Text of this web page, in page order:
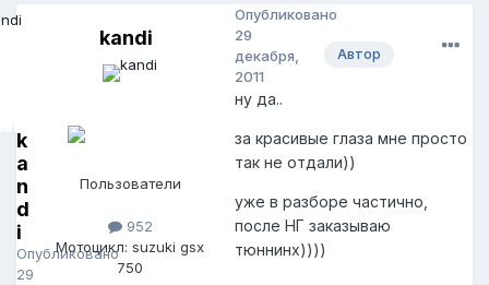
k
a
n
d
i
Опубликовано
29
kandi
Пользователи
952
Мотоцикл: suzuki gsx
750
Автор
Опубликовано
29
декабря,
2011
ну да..
за красивые глаза мне просто
так не отдали))
уже в разборе частично,
после НГ заказываю
тюннинх))))